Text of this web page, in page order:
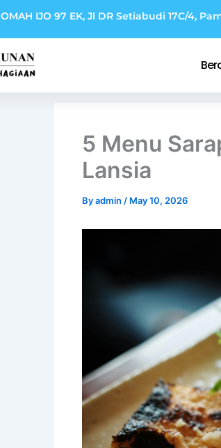
OMAH IJO 97 EK, Jl DR Setiabudi 17C/4,
5 Menu
Lansia
Byadmin / May 10, 2026